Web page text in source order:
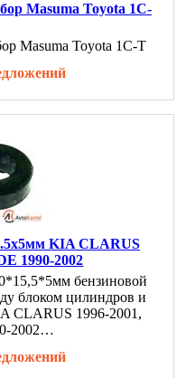
Masuma Toyota 1C-
Masuma Toyota 1C-T
KIA CLARUS
1990-2002
бензиновой
блоком цилиндров и
CLARUS 1996-2001,
2002…